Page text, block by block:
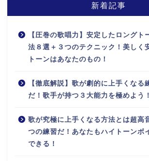
新着記事
【圧巻の歌唱力】安定したロングト
法８選＋３つのテクニック！美しく
トーンはあなたのもの！
【徹底解説】歌が劇的に上手くなる
だ！歌手が持つ３大能力を極めよう！
歌が究極に上手くなる方法とは超高
つの練習だ！あなたもハイトーンボ
できる！